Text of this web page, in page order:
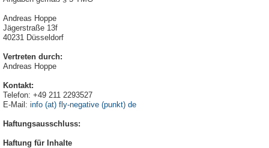
Andreas Hoppe
Jägerstraße 13f
40231 Düsseldorf
Vertreten durch:
Andreas Hoppe
Kontakt:
Telefon: +49 211 2293527
E-Mail: info (at) fly-negative (punkt) de
Haftungsausschluss:
Haftung für Inhalte